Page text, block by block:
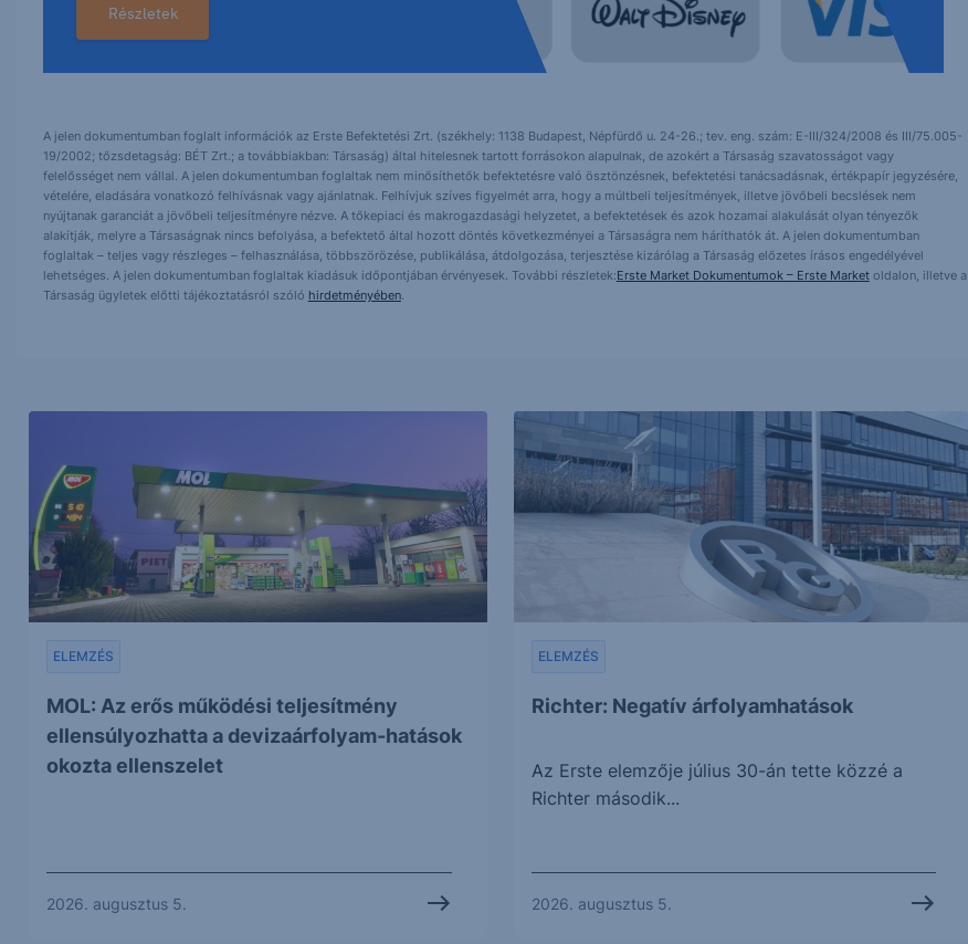
Részletek
A jelen dokumentumban foglalt információk az Erste Befektetési Zrt. (székhely: 1138 Budapest, Népfürdő u. 24-26.; tev. eng. szám: E-III/324/2008 és III/75.005-
19/2002; tőzsdetagság: BÉT Zrt.; a továbbiakban: Társaság) által hitelesnek tartott forrásokon alapulnak, de azokért a Társaság szavatosságot vagy
felelősséget nem vállal. A jelen dokumentumban foglaltak nem minősíthetők befektetésre való ösztönzésnek, befektetési tanácsadásnak, értékpapír jegyzésére,
vételére, eladására vonatkozó felhívásnak vagy ajánlatnak. Felhívjuk szíves figyelmét arra, hogy a múltbeli teljesítmények, illetve jövőbeli becslések nem
nyújtanak garanciát a jövőbeli teljesítményre nézve. A tőkepiaci és makrogazdasági helyzetet, a befektetések és azok hozamai alakulását olyan tényezők
alakítják, melyre a Társaságnak nincs befolyása, a befektető által hozott döntés következményei a Társaságra nem háríthatók át. A jelen dokumentumban
foglaltak – teljes vagy részleges – felhasználása, többszörözése, publikálása, átdolgozása, terjesztése kizárólag a Társaság előzetes írásos engedélyével
lehetséges. A jelen dokumentumban foglaltak kiadásuk időpontjában érvényesek. További részletek:Erste Market Dokumentumok – Erste Marketoldalon, illetve a
Társaság ügyletek előtti tájékoztatásról szóló hirdetményében.
MOL: Az erős működési teljesítmény
ellensúlyozhatta a devizaárfolyam-hatások
okozta ellenszelet
ELEMZÉS
2026. augusztus 5.
Richter: Negatív árfolyamhatások
ELEMZÉS
Az Erste elemzője július 30-án tette közzé a
Richter második...
2026. augusztus 5.